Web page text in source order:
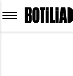
ΕΙΣΟΔΟΣ ΜΕΛΩΝ